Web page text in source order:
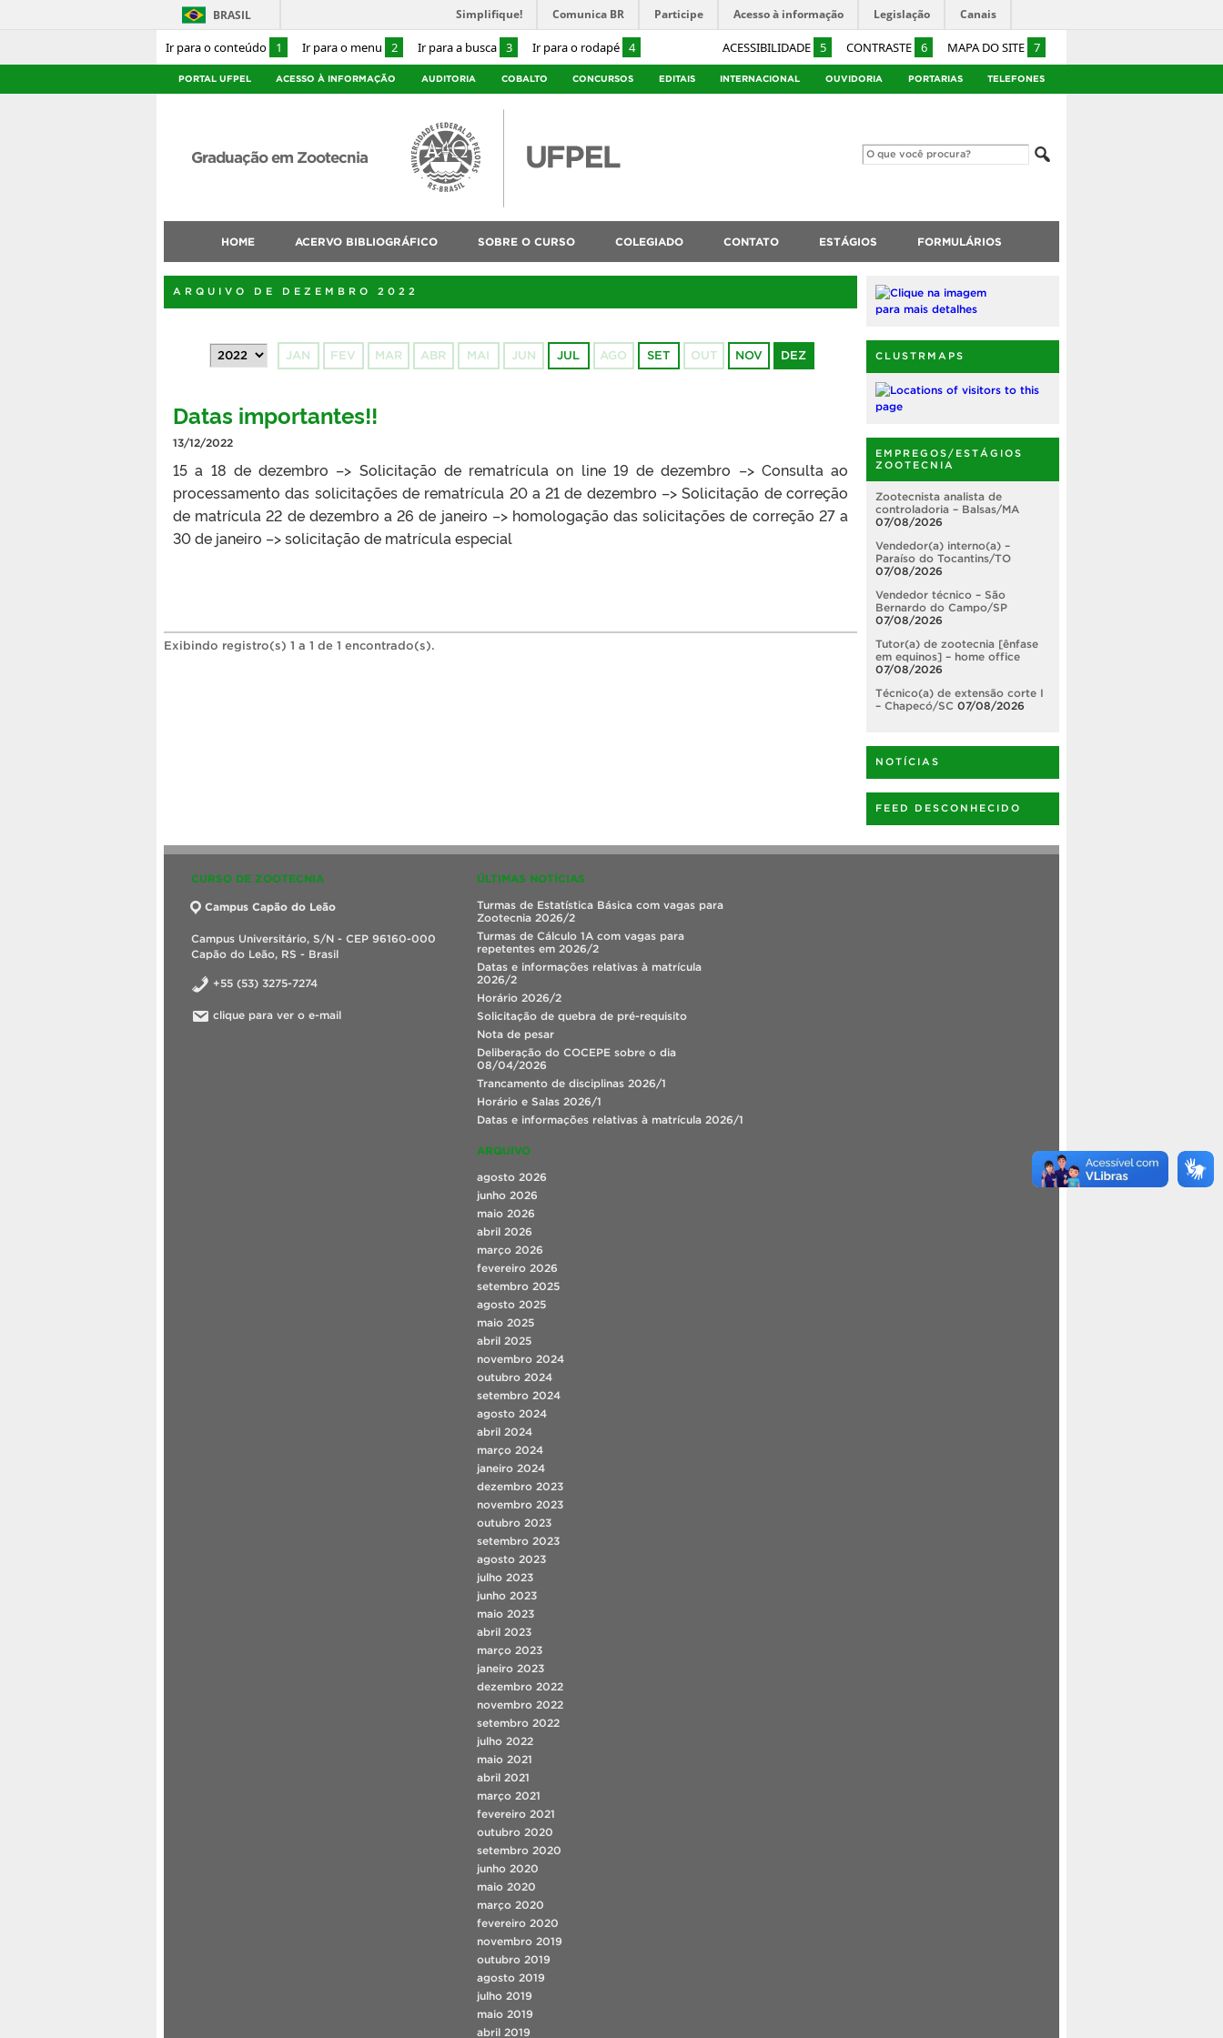
Ir para o conteúdo 1 Ir para o menu 2 Ir para a busca 3 Ir para o rodapé 4 ACESSIBILIDADE 5 CONTRASTE 6 MAPA DO SITE 7
BRASIL Simplifique! Comunica BR Participe Acesso à informação Legislação Canais
PORTAL UFPEL ACESSO À INFORMAÇÃO AUDITORIA COBALTO CONCURSOS EDITAIS INTERNACIONAL OUVIDORIA PORTARIAS TELEFONES
Graduação em Zootecnia
HOME ACERVO BIBLIOGRÁFICO SOBRE O CURSO COLEGIADO CONTATO ESTÁGIOS FORMULÁRIOS
ARQUIVO DE DEZEMBRO 2022
JAN FEV MAR ABR MAI JUN JUL AGO SET OUT NOV DEZ
Datas importantes!!
13/12/2022
15 a 18 de dezembro –> Solicitação de rematrícula on line 19 de dezembro –> Consulta ao
processamento das solicitações de rematrícula 20 a 21 de dezembro –> Solicitação de correção
de matrícula 22 de dezembro a 26 de janeiro –> homologação das solicitações de correção 27 a
30 de janeiro –> solicitação de matrícula especial
Exibindo registro(s) 1 a 1 de 1 encontrado(s).
CLUSTRMAPS
EMPREGOS/ESTÁGIOS
ZOOTECNIA
Zootecnista analista de
controladoria – Balsas/MA
07/08/2026
Vendedor(a) interno(a) –
Paraíso do Tocantins/TO
07/08/2026
Vendedor técnico – São
Bernardo do Campo/SP
07/08/2026
Tutor(a) de zootecnia [ênfase
em equinos] – home office
07/08/2026
Técnico(a) de extensão corte I
– Chapecó/SC 07/08/2026
NOTÍCIAS
FEED DESCONHECIDO
CURSO DE ZOOTECNIA
Campus Capão do Leão
Campus Universitário, S/N - CEP 96160-000
Capão do Leão, RS - Brasil
+55 (53) 3275-7274
clique para ver o e-mail
ÚLTIMAS NOTÍCIAS
Turmas de Estatística Básica com vagas para
Zootecnia 2026/2
Turmas de Cálculo 1A com vagas para
repetentes em 2026/2
Datas e informações relativas à matrícula
2026/2
Horário 2026/2
Solicitação de quebra de pré-requisito
Nota de pesar
Deliberação do COCEPE sobre o dia
08/04/2026
Trancamento de disciplinas 2026/1
Horário e Salas 2026/1
Datas e informações relativas à matrícula 2026/1
ARQUIVO
agosto 2026
junho 2026
maio 2026
abril 2026
março 2026
fevereiro 2026
setembro 2025
agosto 2025
maio 2025
abril 2025
novembro 2024
outubro 2024
setembro 2024
agosto 2024
abril 2024
março 2024
janeiro 2024
dezembro 2023
novembro 2023
outubro 2023
setembro 2023
agosto 2023
julho 2023
junho 2023
maio 2023
abril 2023
março 2023
janeiro 2023
dezembro 2022
novembro 2022
setembro 2022
julho 2022
maio 2021
abril 2021
março 2021
fevereiro 2021
outubro 2020
setembro 2020
junho 2020
maio 2020
março 2020
fevereiro 2020
novembro 2019
outubro 2019
agosto 2019
julho 2019
maio 2019
abril 2019